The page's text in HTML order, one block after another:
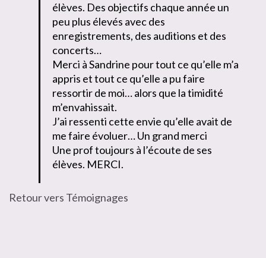
élèves. Des objectifs chaque année un
peu plus élevés avec des
enregistrements, des auditions et des
concerts…
Merci à Sandrine pour tout ce qu’elle m’a
appris et tout ce qu’elle a pu faire
ressortir de moi… alors que la timidité
m’envahissait.
J’ai ressenti cette envie qu’elle avait de
me faire évoluer… Un grand merci
Une prof toujours à l’écoute de ses
élèves. MERCI.
Retour vers Témoignages